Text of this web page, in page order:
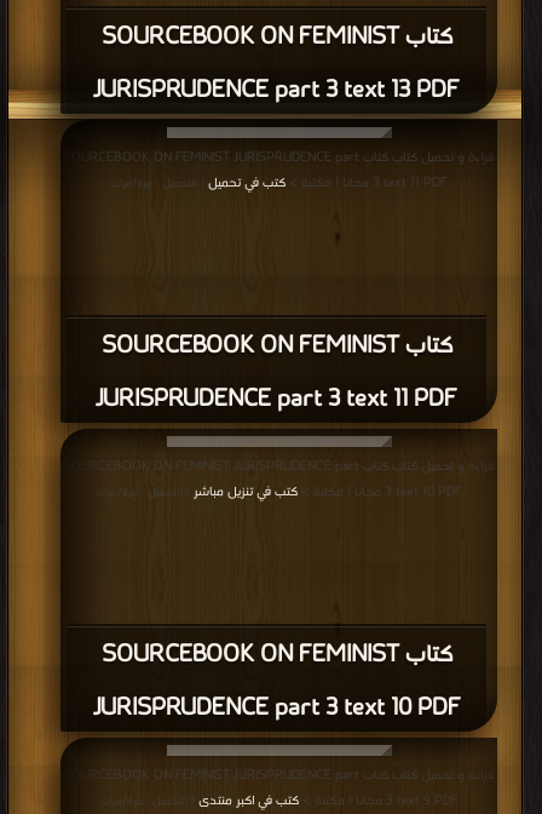
كتاب SOURCEBOOK ON FEMINIST
JURISPRUDENCE part 3 text 13 PDF
كتاب SOURCEBOOK ON FEMINIST
JURISPRUDENCE part 3 text 11 PDF
قراءة و تحميل كتاب كتاب SOURCEBOOK ON FEMINIST JURISPRUDENCE part
3 text 11 PDF مجانا | مكتبة >
كتب في تحميل | التحميل : مرة/مرات
كتاب SOURCEBOOK ON FEMINIST
JURISPRUDENCE part 3 text 10 PDF
قراءة و تحميل كتاب كتاب SOURCEBOOK ON FEMINIST JURISPRUDENCE part
3 text 10 PDF مجانا | مكتبة >
كتب في تنزيل مباشر | التحميل : مرة/مرات
قراءة و تحميل كتاب كتاب SOURCEBOOK ON FEMINIST JURISPRUDENCE part
3 text 9 PDF مجانا | مكتبة >
كتب في اكبر منتدى | التحميل : مرة/مرات